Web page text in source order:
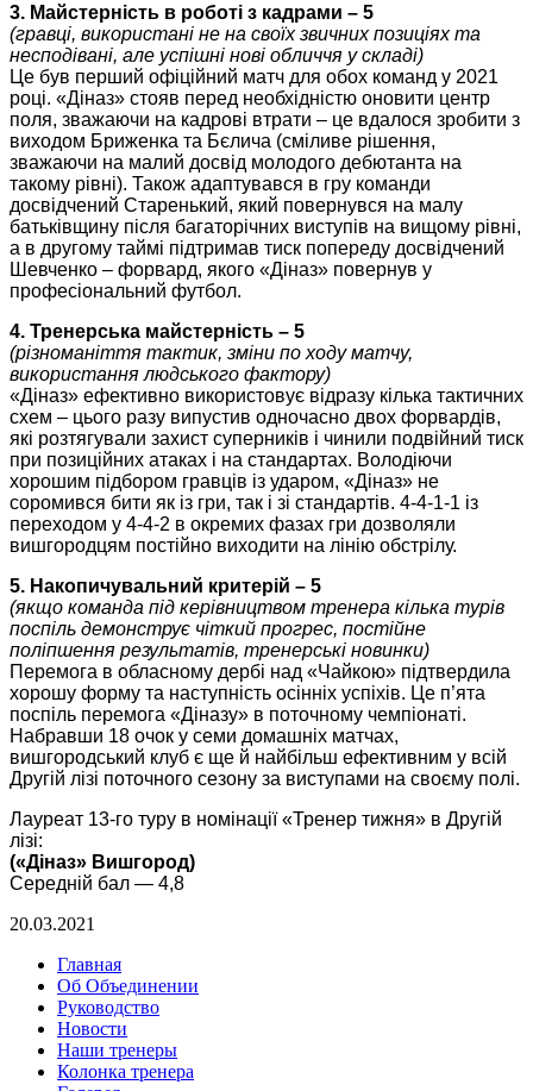
3. Майстерність в роботі з кадрами – 5
(гравці, використані не на своїх звичних позиціях та
несподівані, але успішні нові обличчя у складі)
Це був перший офіційний матч для обох команд у 2021
році. «Діназ» стояв перед необхідністю оновити центр
поля, зважаючи на кадрові втрати – це вдалося зробити з
виходом Бриженка та Бєлича (сміливе рішення,
зважаючи на малий досвід молодого дебютанта на
такому рівні). Також адаптувався в гру команди
досвідчений Старенький, який повернувся на малу
батьківщину після багаторічних виступів на вищому рівні,
а в другому таймі підтримав тиск попереду досвідчений
Шевченко – форвард, якого «Діназ» повернув у
професіональний футбол.
4. Тренерська майстерність – 5
(різноманіття тактик, зміни по ходу матчу,
використання людського фактору)
«Діназ» ефективно використовує відразу кілька тактичних
схем – цього разу випустив одночасно двох форвардів,
які розтягували захист суперників і чинили подвійний тиск
при позиційних атаках і на стандартах. Володіючи
хорошим підбором гравців із ударом, «Діназ» не
соромився бити як із гри, так і зі стандартів. 4-4-1-1 із
переходом у 4-4-2 в окремих фазах гри дозволяли
вишгородцям постійно виходити на лінію обстрілу.
5. Накопичувальний критерій – 5
(якщо команда під керівництвом тренера кілька турів
поспіль демонструє чіткий прогрес, постійне
поліпшення результатів, тренерські новинки)
Перемога в обласному дербі над «Чайкою» підтвердила
хорошу форму та наступність осінніх успіхів. Це п’ята
поспіль перемога «Діназу» в поточному чемпіонаті.
Набравши 18 очок у семи домашніх матчах,
вишгородський клуб є ще й найбільш ефективним у всій
Другій лізі поточного сезону за виступами на своєму полі.
Лауреат 13-го туру в номінації «Тренер тижня» в Другій
лізі:
(«Діназ» Вишгород)
Середній бал — 4,8
20.03.2021
Главная
Об Объединении
Руководство
Новости
Наши тренеры
Колонка тренера